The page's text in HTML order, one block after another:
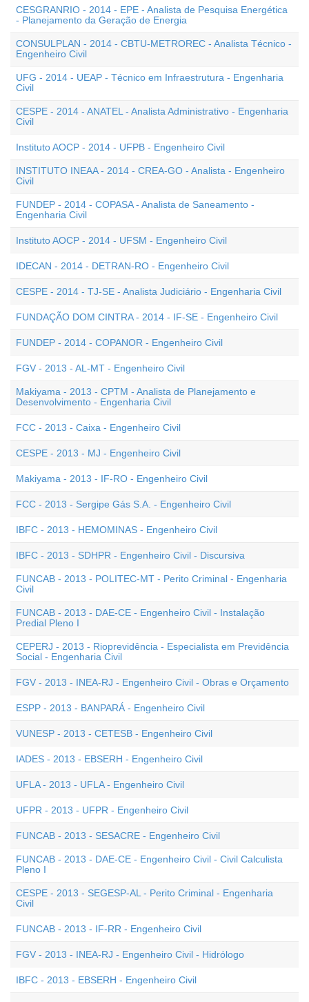
CESGRANRIO - 2014 - EPE - Analista de Pesquisa Energética
- Planejamento da Geração de Energia
CONSULPLAN - 2014 - CBTU-METROREC - Analista Técnico -
Engenheiro Civil
UFG - 2014 - UEAP - Técnico em Infraestrutura - Engenharia
Civil
CESPE - 2014 - ANATEL - Analista Administrativo - Engenharia
Civil
Instituto AOCP - 2014 - UFPB - Engenheiro Civil
INSTITUTO INEAA - 2014 - CREA-GO - Analista - Engenheiro
Civil
FUNDEP - 2014 - COPASA - Analista de Saneamento -
Engenharia Civil
Instituto AOCP - 2014 - UFSM - Engenheiro Civil
IDECAN - 2014 - DETRAN-RO - Engenheiro Civil
CESPE - 2014 - TJ-SE - Analista Judiciário - Engenharia Civil
FUNDAÇÃO DOM CINTRA - 2014 - IF-SE - Engenheiro Civil
FUNDEP - 2014 - COPANOR - Engenheiro Civil
FGV - 2013 - AL-MT - Engenheiro Civil
Makiyama - 2013 - CPTM - Analista de Planejamento e
Desenvolvimento - Engenharia Civil
FCC - 2013 - Caixa - Engenheiro Civil
CESPE - 2013 - MJ - Engenheiro Civil
Makiyama - 2013 - IF-RO - Engenheiro Civil
FCC - 2013 - Sergipe Gás S.A. - Engenheiro Civil
IBFC - 2013 - HEMOMINAS - Engenheiro Civil
IBFC - 2013 - SDHPR - Engenheiro Civil - Discursiva
FUNCAB - 2013 - POLITEC-MT - Perito Criminal - Engenharia
Civil
FUNCAB - 2013 - DAE-CE - Engenheiro Civil - Instalação
Predial Pleno I
CEPERJ - 2013 - Rioprevidência - Especialista em Previdência
Social - Engenharia Civil
FGV - 2013 - INEA-RJ - Engenheiro Civil - Obras e Orçamento
ESPP - 2013 - BANPARÁ - Engenheiro Civil
VUNESP - 2013 - CETESB - Engenheiro Civil
IADES - 2013 - EBSERH - Engenheiro Civil
UFLA - 2013 - UFLA - Engenheiro Civil
UFPR - 2013 - UFPR - Engenheiro Civil
FUNCAB - 2013 - SESACRE - Engenheiro Civil
FUNCAB - 2013 - DAE-CE - Engenheiro Civil - Civil Calculista
Pleno I
CESPE - 2013 - SEGESP-AL - Perito Criminal - Engenharia
Civil
FUNCAB - 2013 - IF-RR - Engenheiro Civil
FGV - 2013 - INEA-RJ - Engenheiro Civil - Hidrólogo
IBFC - 2013 - EBSERH - Engenheiro Civil